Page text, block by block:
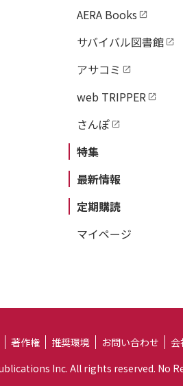
AERA Books
サバイバル図書館
アサコミ
web TRIPPER
さんぽ
特集
最新情報
定期購読
マイページ
著作権 推奨環境 お問い合わせ
Inc. All rights reserved.